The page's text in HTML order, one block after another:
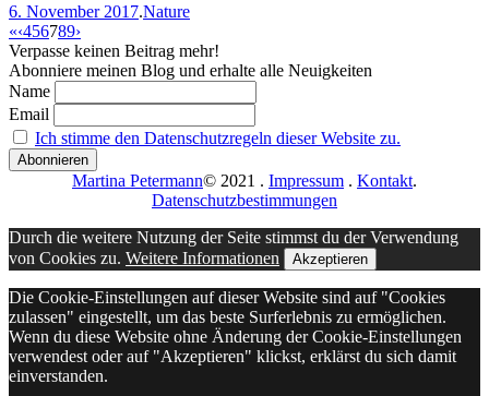
6. November 2017.Nature
«‹456789›
Verpasse keinen Beitrag mehr!
Abonniere meinen Blog und erhalte alle Neuigkeiten
Name
Email
Ich stimme den Datenschutzregeln dieser Website zu.
Martina Petermann© 2021 . Impressum . Kontakt.
Datenschutzbestimmungen
Durch die weitere Nutzung der Seite stimmst du der Verwendung
von Cookies zu. Weitere Informationen Akzeptieren
Die Cookie-Einstellungen auf dieser Website sind auf "Cookies
zulassen" eingestellt, um das beste Surferlebnis zu ermöglichen.
Wenn du diese Website ohne Änderung der Cookie-Einstellungen
verwendest oder auf "Akzeptieren" klickst, erklärst du sich damit
einverstanden.